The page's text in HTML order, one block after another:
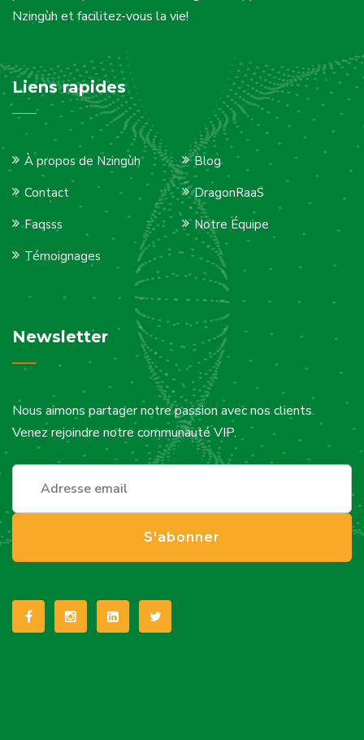
Nzingùh et facilitez-vous la vie!
Liens rapides
À propos de Nzingùh
Blog
Contact
DragonRaaS
Faqsss
Notre Équipe
Témoignages
Newsletter
Nous aimons partager notre passion avec nos clients.
Venez rejoindre notre communauté VIP.
S'abonner